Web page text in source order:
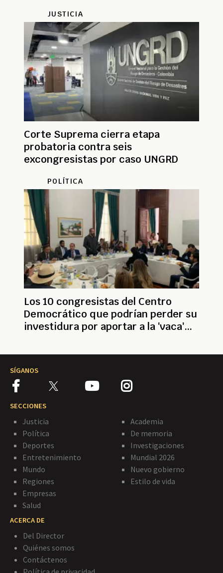
JUSTICIA
Corte Suprema cierra etapa
probatoria contra seis
excongresistas por caso UNGRD
POLÍTICA
Los 10 congresistas del Centro
Democrático que podrían perder su
investidura por aportar a la 'vaca'
SÍGANOS
SECCIONES
Justicia
Política
Deportes
Entretenimiento
Mundo
Regiones
Empresas
Salud
Academia
De memoria
Investigaciones
Mundial 2026
Nuevo gobierno
Estilo de vida
ACERCA DE
Del Director
Quiénes somos
Contáctenos